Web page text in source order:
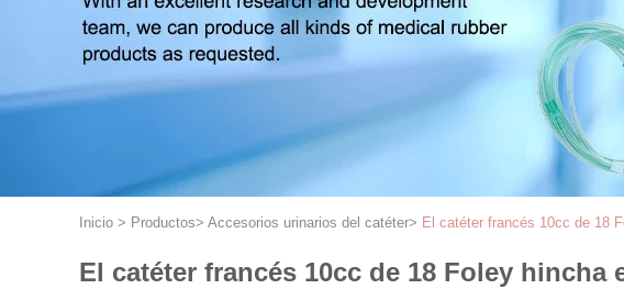
Inicio > Productos> Accesorios urinarios del catéter> El catéter francés 10cc de 18
El catéter francés 10cc de 18 Foley